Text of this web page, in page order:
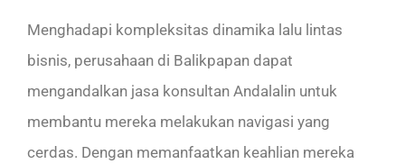
Menghadapi kompleksitas dinamika lalu lintas
bisnis, perusahaan di Balikpapan dapat
mengandalkan jasa konsultan Andalalin untuk
membantu mereka melakukan navigasi yang
cerdas. Dengan memanfaatkan keahlian mereka